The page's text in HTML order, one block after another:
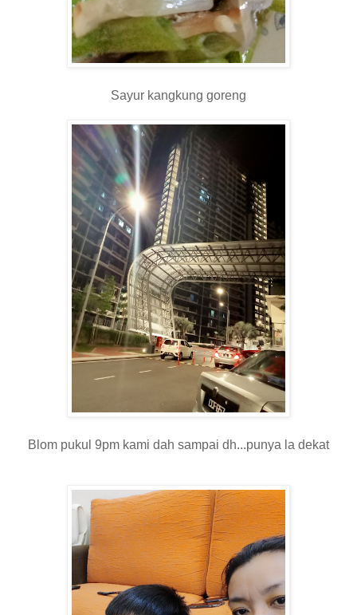
Sayur kangkung goreng
Blom pukul 9pm kami dah sampai dh...punya la dekat